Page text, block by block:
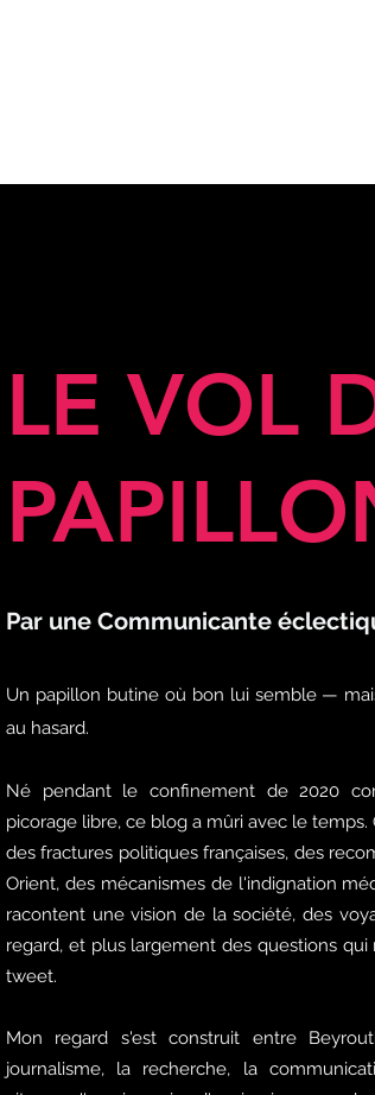
LE VOL
Par une Communicante
Un papillon butine où bon lui semble —
au hasard.
Né pendant le confinement de 2020
picorage libre, ce blog a mûri avec le temps.
des fractures politiques françaises, des
Orient, des mécanismes de l'indignation
racontent une vision de la société, des
regard, et plus largement des questions
tweet.
Mon regard s'est construit entre
journalisme, la recherche, la